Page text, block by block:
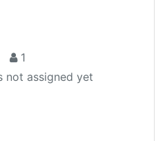
1
not assigned yet